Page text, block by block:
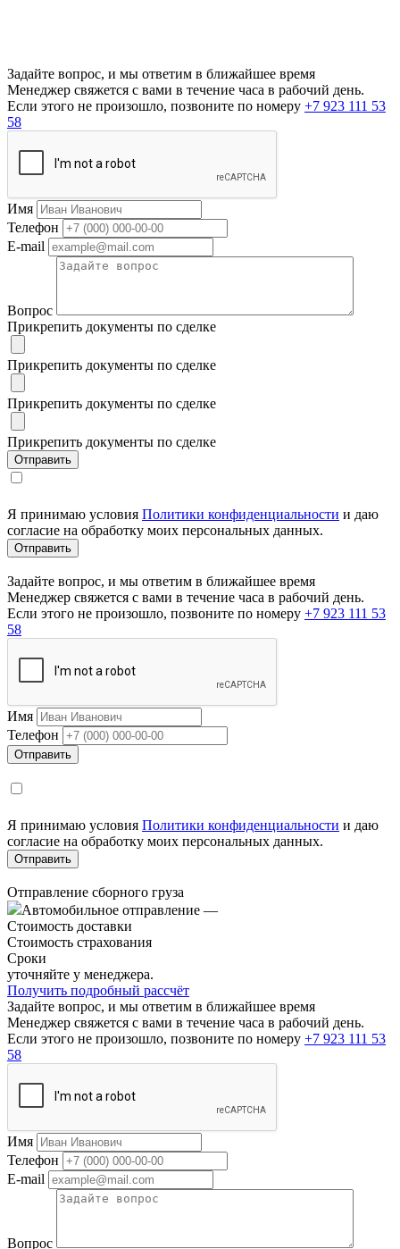
Задайте вопрос, и мы ответим в ближайшее время
Менеджер свяжется с вами в течение часа в рабочий день.
Если этого не произошло, позвоните по номеру +7 923 111 53
58
Имя
Телефон
E-mail
Вопрос
Прикрепить документы по сделке
Прикрепить документы по сделке
Прикрепить документы по сделке
Прикрепить документы по сделке
Я принимаю условия Политики конфиденциальности и даю
согласие на обработку моих персональных данных.
Задайте вопрос, и мы ответим в ближайшее время
Менеджер свяжется с вами в течение часа в рабочий день.
Если этого не произошло, позвоните по номеру +7 923 111 53
58
Имя
Телефон
Я принимаю условия Политики конфиденциальности и даю
согласие на обработку моих персональных данных.
Отправление сборного груза
Автомобильное отправление —
Стоимость доставки
Стоимость страхования
Сроки
уточняйте у менеджера.
Получить подробный рассчёт
Задайте вопрос, и мы ответим в ближайшее время
Менеджер свяжется с вами в течение часа в рабочий день.
Если этого не произошло, позвоните по номеру +7 923 111 53
58
Имя
Телефон
E-mail
Вопрос